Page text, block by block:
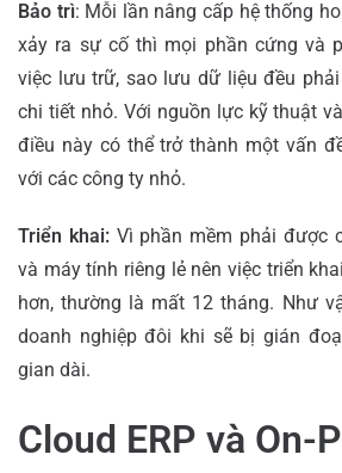
Bảo trì: Mỗi lần nâng cấp hệ thống
xảy ra sự cố thì mọi phần cứng và
việc lưu trữ, sao lưu dữ liệu đều
chi tiết nhỏ. Với nguồn lực kỹ thuật
điều này có thể trở thành một vấn
với các công ty nhỏ.
Triển khai: Vì phần mềm phải được
và máy tính riêng lẻ nên việc triển
hơn, thường là mất 12 tháng. Như
doanh nghiệp đôi khi sẽ bị gián
gian dài.
Cloud ERP và On-